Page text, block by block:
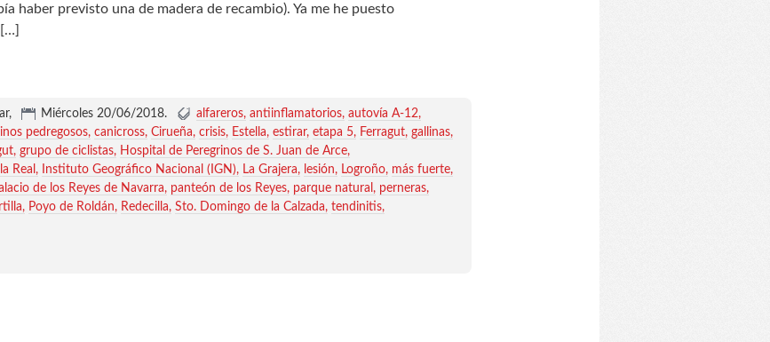
haber previsto una de madera de recambio). Ya me he puesto
[…]
Miércoles 20/06/2018. alfareros antiinflamatorios autovía A-12
pedregosos canicross Cirueña crisis Estella estirar etapa 5 Ferragut gallinas
grupo de ciclistas
Hospital de Peregrinos de S. Juan de Arce
Real
Instituto Geográfico Nacional (IGN) La Grajera lesión Logroño más fuerte
de los Reyes de Navarra panteón de los Reyes parque natural
perneras
Poyo de Roldán Redecilla Sto. Domingo de la Calzada tendinitis